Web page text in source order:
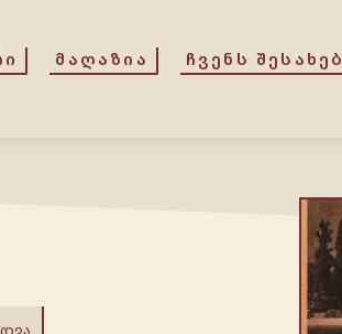
ᲛᲐᲦᲐᲖᲘᲐ ᲩᲕᲔᲜᲡ ᲨᲔᲡᲐᲮᲔᲑ